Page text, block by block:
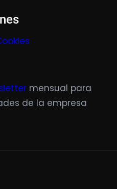
mensual para
de la empresa